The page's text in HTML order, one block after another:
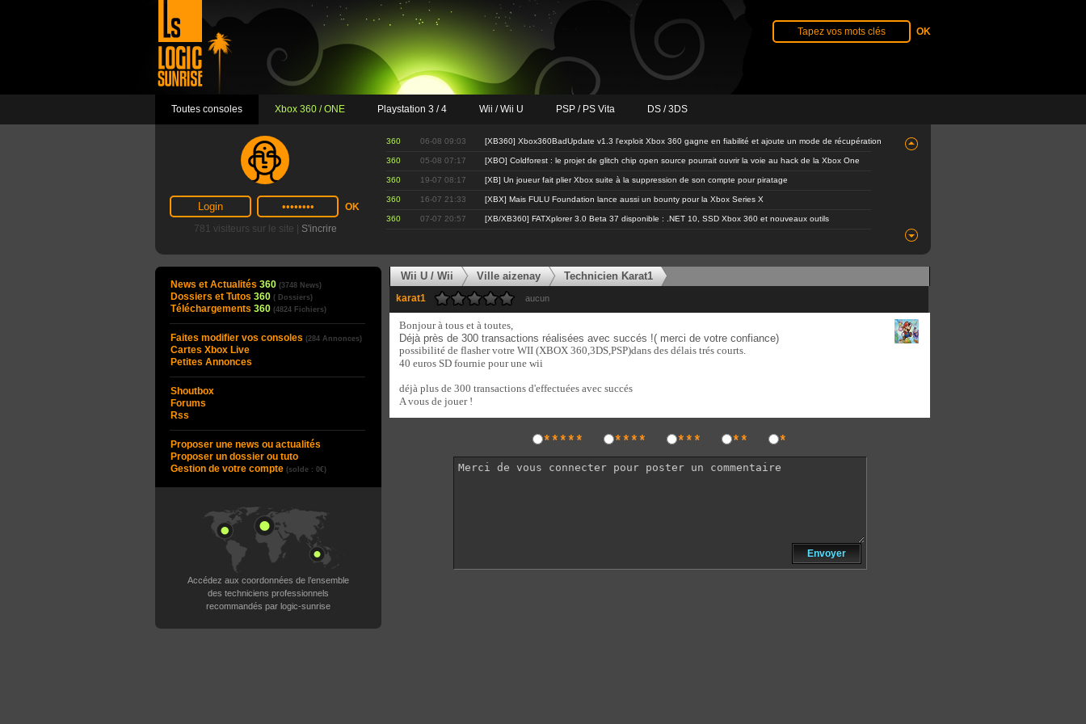
Toutes consoles Xbox 360 / ONE Playstation 3 / 4 Wii / Wii U PSP / PS Vita DS / 3DS
781 visiteurs sur le site | S'incrire
360 06-08 09:03 [XB360] Xbox360BadUpdate v1.3 l'exploit Xbox 360 gagne en fiabilité et ajoute un mode de récupération
360 05-08 07:17 [XBO] Coldforest : le projet de glitch chip open source pourrait ouvrir la voie au hack de la Xbox One
360 19-07 08:17 [XB] Un joueur fait plier Xbox suite à la suppression de son compte pour piratage
360 16-07 21:33 [XBX] Mais FULU Foundation lance aussi un bounty pour la Xbox Series X
360 07-07 20:57 [XB/XB360] FATXplorer 3.0 Beta 37 disponible : .NET 10, SSD Xbox 360 et nouveaux outils
News et Actualités 360 (3748 News)
Dossiers et Tutos 360 ( Dossiers)
Téléchargements 360 (4824 Fichiers)
Faites modifier vos consoles (284 Annonces)
Cartes Xbox Live
Petites Annonces
Shoutbox
Forums
Rss
Proposer une news ou actualités
Proposer un dossier ou tuto
Gestion de votre compte (solde : 0€)
Accédez aux coordonnées de l’ensemble
des techniciens professionnels
recommandés par logic-sunrise
Wii U / Wii Ville aizenay Technicien Karat1
karat1 aucun
Bonjour à tous et à toutes,
Déjà près de 300 transactions réalisées avec succés !( merci de votre confiance)
possibilité de flasher votre WII (XBOX 360,3DS,PSP)dans des délais trés courts.
40 euros SD fournie pour une wii
déjà plus de 300 transactions d'effectuées avec succés
A vous de jouer !
***** **** *** ** *
Envoyer